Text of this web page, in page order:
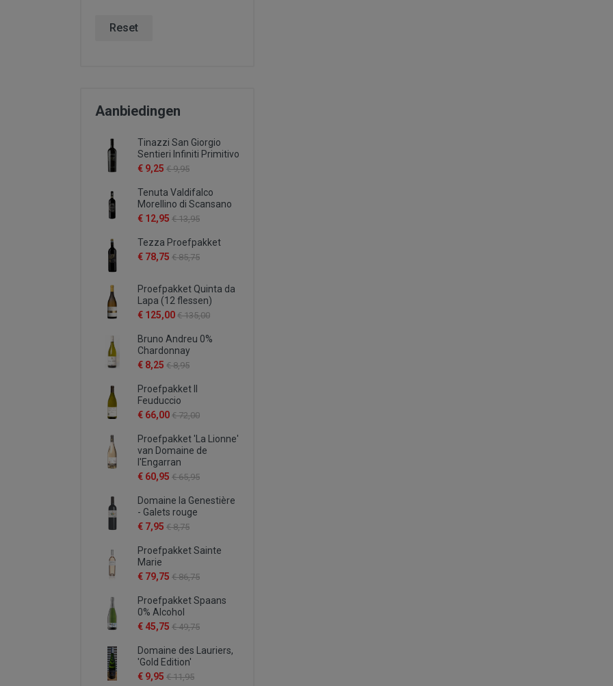
Reset
Aanbiedingen
Tinazzi San Giorgio
Sentieri Infiniti Primitivo
€ 9,25 € 9,95
Tenuta Valdifalco
Morellino di Scansano
€ 12,95 € 13,95
Tezza Proefpakket
€ 78,75 € 85,75
Proefpakket Quinta da
Lapa (12 flessen)
€ 125,00 € 135,00
Bruno Andreu 0%
Chardonnay
€ 8,25 € 8,95
Proefpakket Il
Feuduccio
€ 66,00 € 72,00
Proefpakket 'La Lionne'
van Domaine de
l'Engarran
€ 60,95 € 65,95
Domaine la Genestière
- Galets rouge
€ 7,95 € 8,75
Proefpakket Sainte
Marie
€ 79,75 € 86,75
Proefpakket Spaans
0% Alcohol
€ 45,75 € 49,75
Domaine des Lauriers,
'Gold Edition'
€ 9,95 € 11,95